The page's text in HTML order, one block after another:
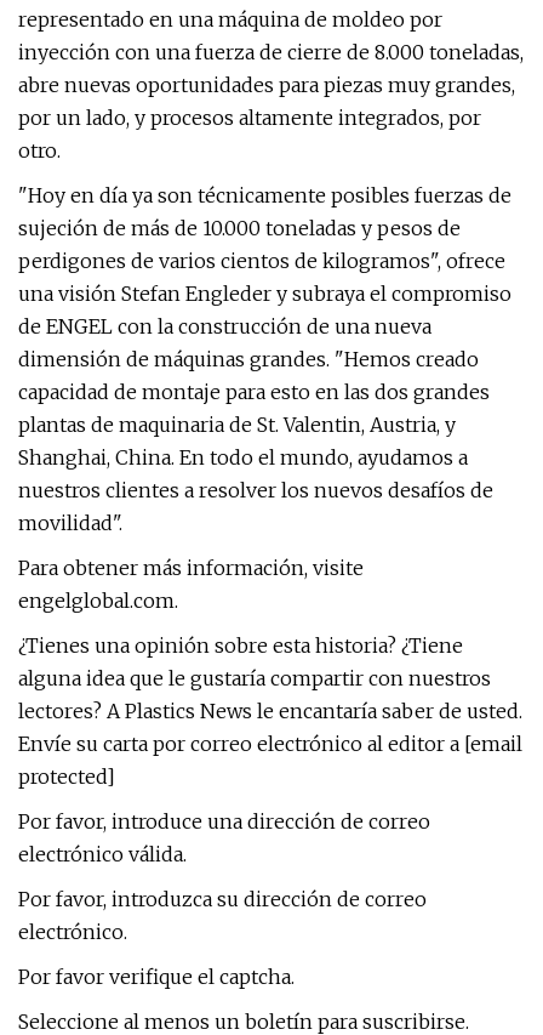
representado en una máquina de moldeo por
inyección con una fuerza de cierre de 8.000 toneladas,
abre nuevas oportunidades para piezas muy grandes,
por un lado, y procesos altamente integrados, por
otro.
"Hoy en día ya son técnicamente posibles fuerzas de
sujeción de más de 10.000 toneladas y pesos de
perdigones de varios cientos de kilogramos", ofrece
una visión Stefan Engleder y subraya el compromiso
de ENGEL con la construcción de una nueva
dimensión de máquinas grandes. "Hemos creado
capacidad de montaje para esto en las dos grandes
plantas de maquinaria de St. Valentin, Austria, y
Shanghai, China. En todo el mundo, ayudamos a
nuestros clientes a resolver los nuevos desafíos de
movilidad".
Para obtener más información, visite
engelglobal.com.
¿Tienes una opinión sobre esta historia? ¿Tiene
alguna idea que le gustaría compartir con nuestros
lectores? A Plastics News le encantaría saber de usted.
Envíe su carta por correo electrónico al editor a [email
protected]
Por favor, introduce una dirección de correo
electrónico válida.
Por favor, introduzca su dirección de correo
electrónico.
Por favor verifique el captcha.
Seleccione al menos un boletín para suscribirse.